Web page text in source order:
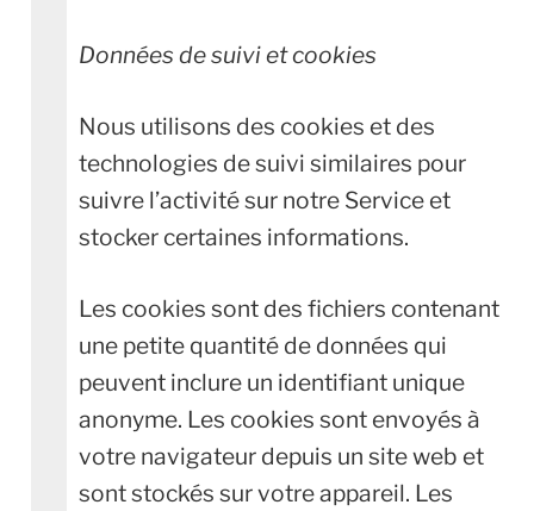
Données de suivi et cookies
Nous utilisons des cookies et des
technologies de suivi similaires pour
suivre l’activité sur notre Service et
stocker certaines informations.
Les cookies sont des fichiers contenant
une petite quantité de données qui
peuvent inclure un identifiant unique
anonyme. Les cookies sont envoyés à
votre navigateur depuis un site web et
sont stockés sur votre appareil. Les